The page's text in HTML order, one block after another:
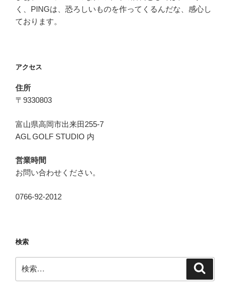
く、PINGは、恐ろしいものを作ってくるんだな、感心し
ております。
アクセス
住所
〒9330803
富山県高岡市出来田255-7
AGL GOLF STUDIO 内
営業時間
お問い合わせください。
0766-92-2012
検索
索: